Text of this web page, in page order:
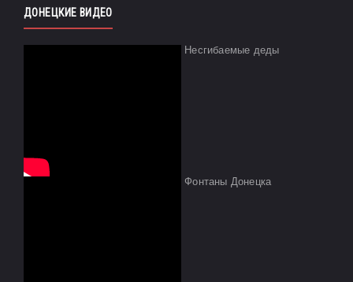
ДОНЕЦКИЕ ВИДЕО
Несгибаемые деды
Фонтаны Донецка